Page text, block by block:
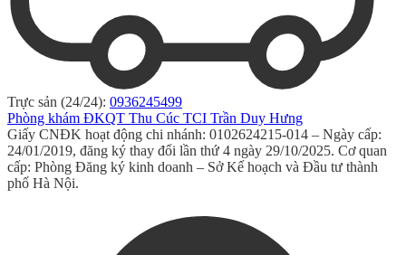
Trực sản (24/24): 0936245499
Phòng khám ĐKQT Thu Cúc TCI Trần Duy Hưng
Giấy CNĐK hoạt động chi nhánh: 0102624215-014 – Ngày cấp:
24/01/2019, đăng ký thay đổi lần thứ 4 ngày 29/10/2025. Cơ quan
cấp: Phòng Đăng ký kinh doanh – Sở Kế hoạch và Đầu tư thành
phố Hà Nội.